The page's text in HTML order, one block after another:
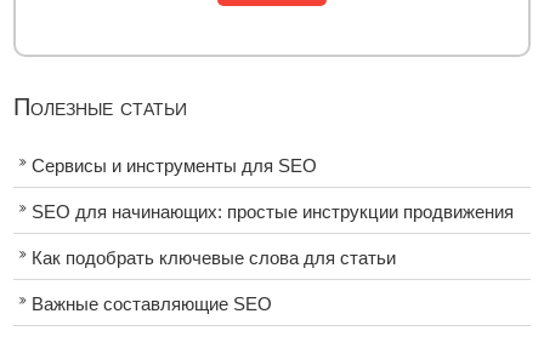
Полезные статьи
Сервисы и инструменты для SEO
SEO для начинающих: простые инструкции продвижения
Как подобрать ключевые слова для статьи
Важные составляющие SEO